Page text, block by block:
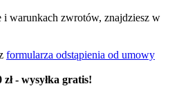
warunkach zwrotów, znajdziesz w
formularza odstąpienia od umowy
- wysyłka gratis!